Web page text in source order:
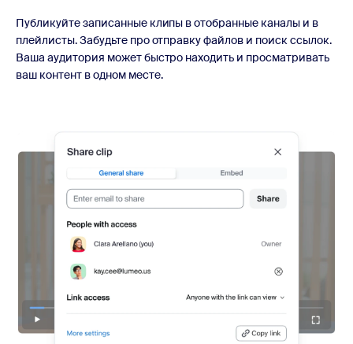
Публикуйте записанные клипы в отобранные каналы и в
плейлисты. Забудьте про отправку файлов и поиск ссылок.
Ваша аудитория может быстро находить и просматривать
ваш контент в одном месте.